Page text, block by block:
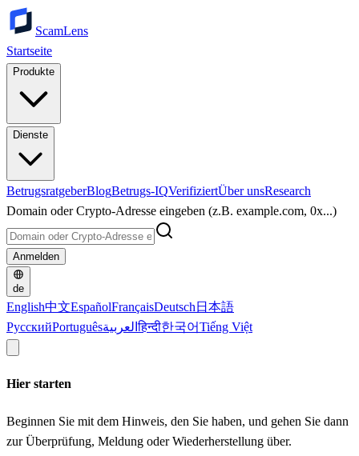
ScamLens
Startseite
Produkte
Dienste
BetrugsratgeberBlogBetrugs-IQVerifiziertÜber unsResearch
Domain oder Crypto-Adresse eingeben (z.B. example.com, 0x...)
Anmelden
de
English中文EspañolFrançaisDeutsch 日本語
РусскийPortuguêsالعربيةहिन्दी한국어Tiếng Việt
Hier starten
Beginnen Sie mit dem Hinweis, den Sie haben, und gehen Sie dann
zur Überprüfung, Meldung oder Wiederherstellung über.